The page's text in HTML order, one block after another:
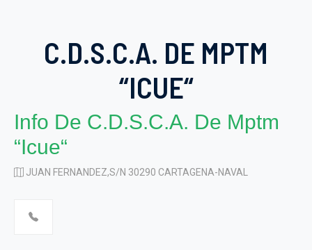
C.D.S.C.A. DE MPTM
“ICUE“
Info De C.d.s.c.a. De Mptm
“icue“
JUAN FERNANDEZ,S/N 30290 CARTAGENA-NAVAL